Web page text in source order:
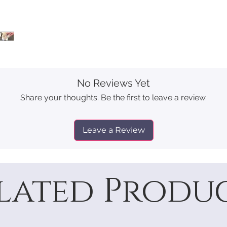
No Reviews Yet
Share your thoughts. Be the first to leave a review.
Leave a Review